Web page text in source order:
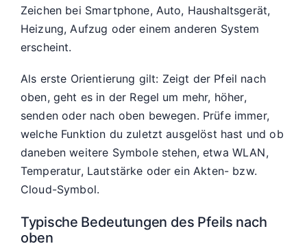
Zeichen bei Smartphone, Auto, Haushaltsgerät,
Heizung, Aufzug oder einem anderen System
erscheint.
Als erste Orientierung gilt: Zeigt der Pfeil nach
oben, geht es in der Regel um mehr, höher,
senden oder nach oben bewegen. Prüfe immer,
welche Funktion du zuletzt ausgelöst hast und ob
daneben weitere Symbole stehen, etwa WLAN,
Temperatur, Lautstärke oder ein Akten- bzw.
Cloud-Symbol.
Typische Bedeutungen des Pfeils nach
oben